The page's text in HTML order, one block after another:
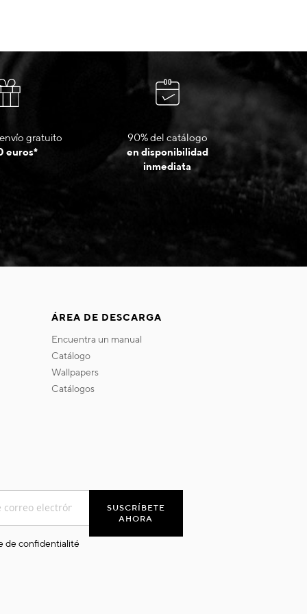
gratuito
euros*
90% del catálogo
en disponibilidad
inmediata
ÁREA DE DESCARGA
encuentra un manual
catálogo
wallpapers
catálogos
SUSCRÍBETE
AHORA
de confidentialité